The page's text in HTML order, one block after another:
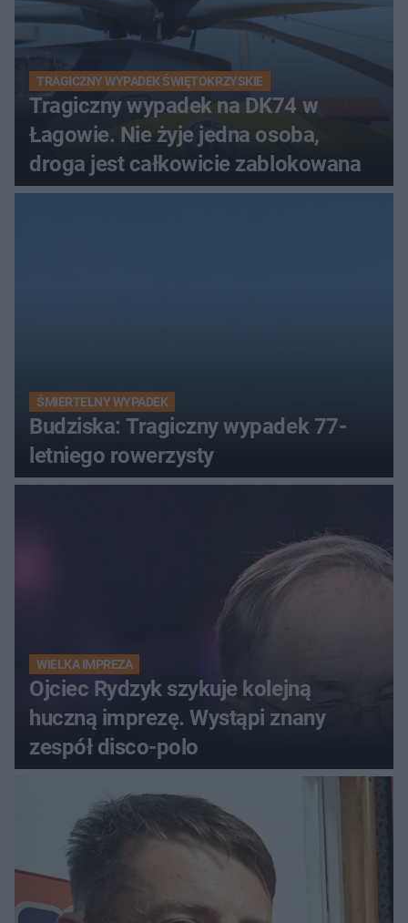
TRAGICZNY WYPADEK ŚWIĘTOKRZYSKIE
Tragiczny wypadek na DK74 w
Łagowie. Nie żyje jedna osoba,
droga jest całkowicie zablokowana
ŚMIERTELNY WYPADEK
Budziska: Tragiczny wypadek 77-
letniego rowerzysty
WIELKA IMPREZA
Ojciec Rydzyk szykuje kolejną
huczną imprezę. Wystąpi znany
zespół disco-polo